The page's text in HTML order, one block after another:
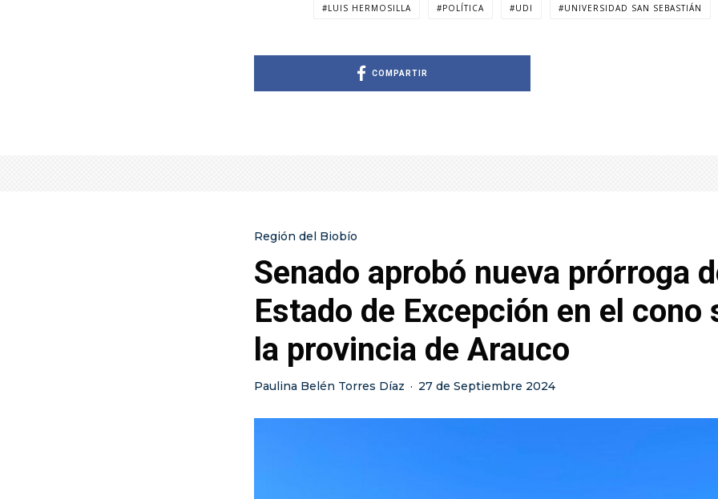
LUIS HERMOSILLA POLÍTICA UDI UNIVERSIDAD SAN SEBASTIÁN
COMPARTIR
Región del Biobío
Senado aprobó nueva prórroga
Estado de Excepción en el cono
la provincia de Arauco
Paulina Belén Torres Díaz · 27 de Septiembre 2024